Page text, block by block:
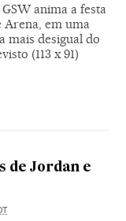
anima a festa
Arena, em uma
mais desigual do
(113 x 91)
de Jordan e